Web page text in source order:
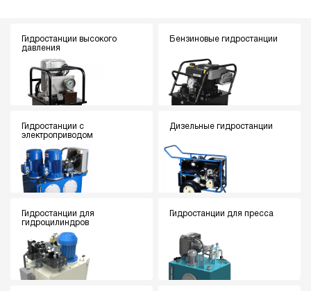
Гидростанции высокого
давления
Бензиновые гидростанции
Гидростанции с
электроприводом
Дизельные гидростанции
Гидростанции для
гидроцилиндров
Гидростанции для пресса